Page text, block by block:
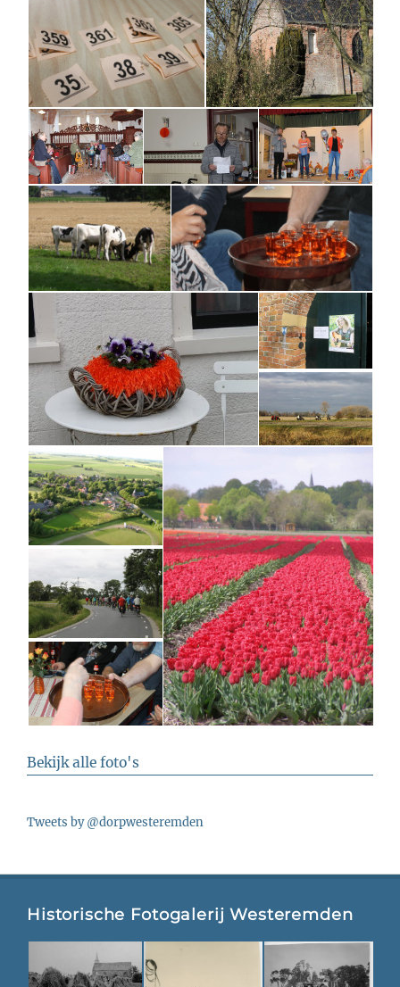
Bekijk alle foto's
Tweets by @dorpwesteremden
Historische Fotogalerij Westeremden